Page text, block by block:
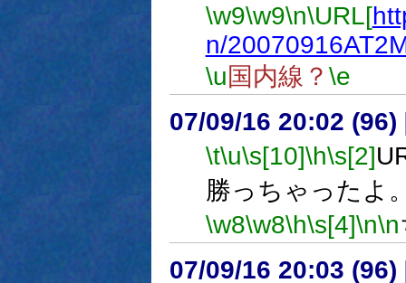
\w9\w9\n\URL[
n/
\u国内線？ \e
07/09/16 20:02 (96)
\t\u\s[10]\h\s[2]
勝っちゃったよ
\w8\w8\h\s[4]\n\n
07/09/16 20:03 (96)